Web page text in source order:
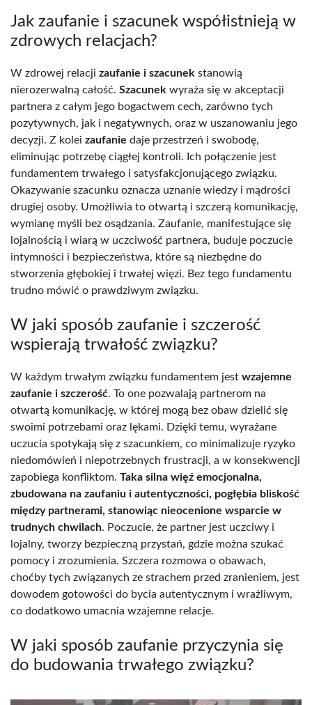
Jak zaufanie i szacunek współistnieją w
zdrowych relacjach?
W zdrowej relacji zaufanie i szacunek stanowią
nierozerwalną całość. Szacunek wyraża się w akceptacji
partnera z całym jego bogactwem cech, zarówno tych
pozytywnych, jak i negatywnych, oraz w uszanowaniu jego
decyzji. Z kolei zaufanie daje przestrzeń i swobodę,
eliminując potrzebę ciągłej kontroli. Ich połączenie jest
fundamentem trwałego i satysfakcjonującego związku.
Okazywanie szacunku oznacza uznanie wiedzy i mądrości
drugiej osoby. Umożliwia to otwartą i szczerą komunikację,
wymianę myśli bez osądzania. Zaufanie, manifestujące się
lojalnością i wiarą w uczciwość partnera, buduje poczucie
intymności i bezpieczeństwa, które są niezbędne do
stworzenia głębokiej i trwałej więzi. Bez tego fundamentu
trudno mówić o prawdziwym związku.
W jaki sposób zaufanie i szczerość
wspierają trwałość związku?
W każdym trwałym związku fundamentem jest wzajemne
zaufanie i szczerość. To one pozwalają partnerom na
otwartą komunikację, w której mogą bez obaw dzielić się
swoimi potrzebami oraz lękami. Dzięki temu, wyrażane
uczucia spotykają się z szacunkiem, co minimalizuje ryzyko
niedomówień i niepotrzebnych frustracji, a w konsekwencji
zapobiega konfliktom. Taka silna więź emocjonalna,
zbudowana na zaufaniu i autentyczności, pogłębia bliskość
między partnerami, stanowiąc nieocenione wsparcie w
trudnych chwilach. Poczucie, że partner jest uczciwy i
lojalny, tworzy bezpieczną przystań, gdzie można szukać
pomocy i zrozumienia. Szczera rozmowa o obawach,
choćby tych związanych ze strachem przed zranieniem, jest
dowodem gotowości do bycia autentycznym i wrażliwym,
co dodatkowo umacnia wzajemne relacje.
W jaki sposób zaufanie przyczynia się
do budowania trwałego związku?